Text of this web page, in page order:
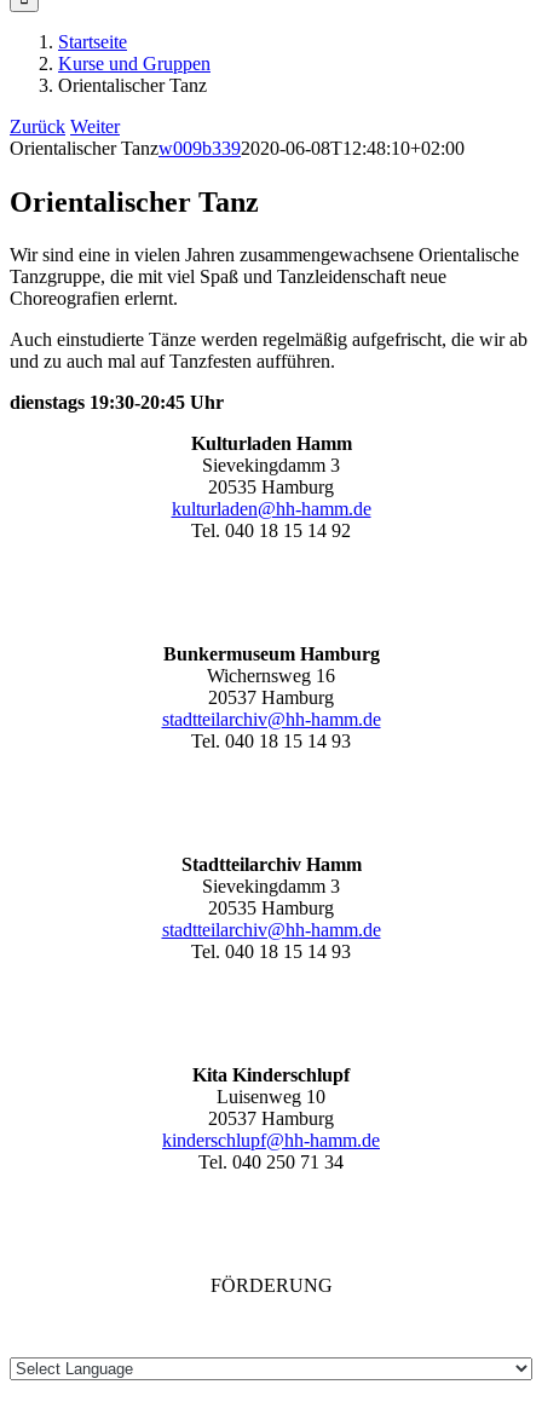
Startseite
Kurse und Gruppen
Orientalischer Tanz
Zurück Weiter
Orientalischer Tanzw009b3392020-06-08T12:48:10+02:00
Orientalischer Tanz
Wir sind eine in vielen Jahren zusammengewachsene Orientalische
Tanzgruppe, die mit viel Spaß und Tanzleidenschaft neue
Choreografien erlernt.
Auch einstudierte Tänze werden regelmäßig aufgefrischt, die wir ab
und zu auch mal auf Tanzfesten aufführen.
dienstags 19:30-20:45 Uhr
Kulturladen Hamm
Sievekingdamm 3
20535 Hamburg
kulturladen@hh-hamm.de
Tel. 040 18 15 14 92
Bunkermuseum Hamburg
Wichernsweg 16
20537 Hamburg
stadtteilarchiv@hh-hamm.de
Tel. 040 18 15 14 93
Stadtteilarchiv Hamm
Sievekingdamm 3
20535 Hamburg
stadtteilarchiv@hh-hamm.de
Tel. 040 18 15 14 93
Kita Kinderschlupf
Luisenweg 10
20537 Hamburg
kinderschlupf@hh-hamm.de
Tel. 040 250 71 34
FÖRDERUNG